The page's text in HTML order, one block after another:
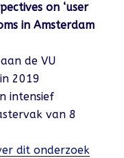
on ‘user
in Amsterdam
de VU
2019
intensief
van 8
dit onderzoek